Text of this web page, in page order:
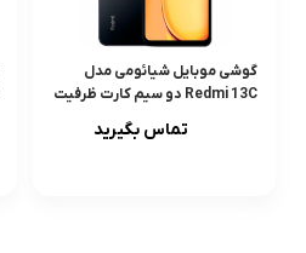
گوشی موبایل شیائومی مدل
Redmi 13C دو سیم کارت ظرفیت
تماس بگیرید